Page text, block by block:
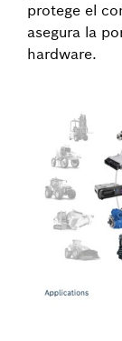
protege el
asegura la
hardware.